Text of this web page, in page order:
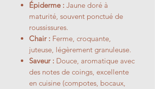
Épiderme : Jaune doré à
maturité, souvent ponctué de
roussissures.
Chair : Ferme, croquante,
juteuse, légèrement granuleuse.
Saveur : Douce, aromatique avec
des notes de coings, excellente
en cuisine (compotes, bocaux,